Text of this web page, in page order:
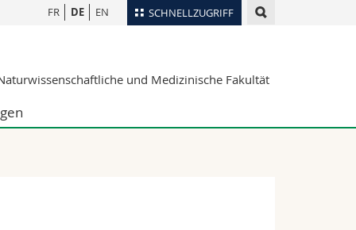
SCHNELLZUGRIFF
Ortsplan
Webmail
FR DE EN
und Medizinische Fakultät